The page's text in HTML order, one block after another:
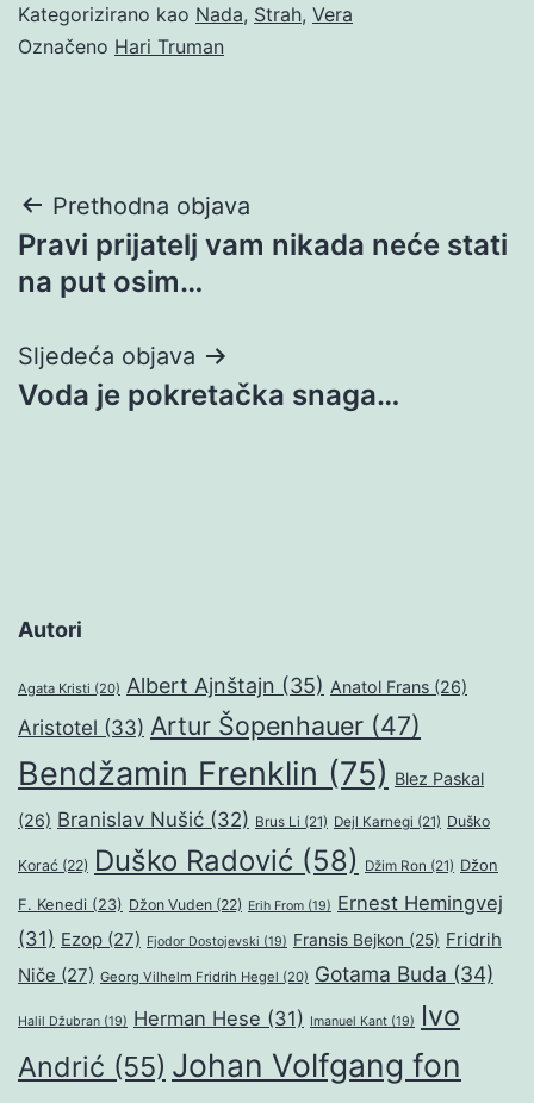
Kategorizirano kao Nada, Strah, Vera
Označeno Hari Truman
Navigacija
objava
Prethodna objava
Pravi prijatelj vam nikada neće stati
na put osim…
Sljedeća objava
Voda je pokretačka snaga…
Autori
Agata Kristi (20) Albert Ajnštajn (35) Anatol Frans (26)
Aristotel (33) Artur Šopenhauer (47)
Bendžamin Frenklin (75) Blez Paskal
(26) Branislav Nušić (32) Brus Li (21) Dejl Karnegi (21) Duško
Korać (22) Duško Radović (58) Džim Ron (21) Džon
F. Kenedi (23) Džon Vuden (22) Erih From (19) Ernest Hemingvej
(31) Ezop (27) Fjodor Dostojevski (19) Fransis Bejkon (25) Fridrih
Niče (27) Georg Vilhelm Fridrih Hegel (20) Gotama Buda (34)
Halil Džubran (19) Herman Hese (31) Imanuel Kant (19)
Ivo
Andrić (55) Johan Volfgang fon